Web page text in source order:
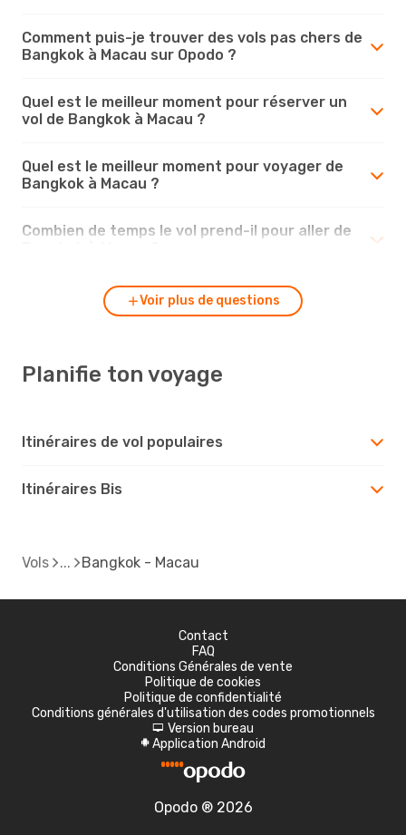
Comment puis-je trouver des vols pas chers de
Bangkok à Macau sur Opodo ?
Quel est le meilleur moment pour réserver un
vol de Bangkok à Macau ?
Quel est le meilleur moment pour voyager de
Bangkok à Macau ?
Combien de temps le vol prend-il pour aller de
Voir plus de questions
Planifie ton voyage
Itinéraires de vol populaires
Itinéraires Bis
Vols Bangkok - Macau
Contact
FAQ
Conditions Générales de vente
Politique de cookies
Politique de confidentialité
Conditions générales d'utilisation des codes promotionnels
d Version bureau
A Application Android
Opodo ® 2026